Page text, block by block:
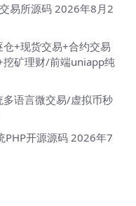
易所源码 2026年8月2
+现货交易+合约交易
挖矿理财/前端uniapp纯
语言微交易/虚拟币秒
PHP开源源码 2026年7